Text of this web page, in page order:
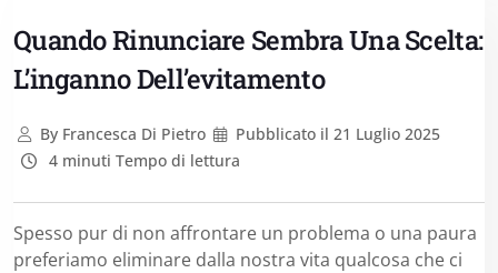
Quando Rinunciare Sembra Una Scelta:
L’inganno Dell’evitamento
ByFrancesca Di Pietro Pubblicato il 21 Luglio 2025
4 minuti Tempo di lettura
Spesso pur di non affrontare un problema o una paura
preferiamo eliminare dalla nostra vita qualcosa che ci